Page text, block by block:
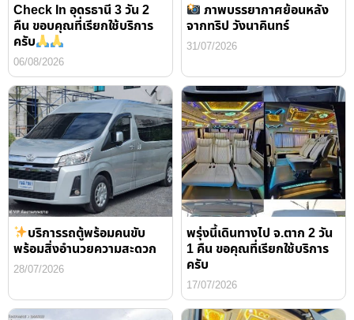
Check In อุดรธานี 3 วัน 2
คืน ขอบคุณที่เรียกใช้บริการ
ครับ
06/08/2026
ภาพบรรยากาศย้อนหลัง
จากทริป วังนาคินทร์
31/07/2026
บริการรถตู้พร้อมคนขับ
พร้อมสิ่งอำนวยความสะดวก
28/07/2026
พรุ่งนี้เดินทางไป จ.ตาก 2 วัน
1 คืน ขอคุณที่เรียกใช้บริการ
ครับ
17/07/2026